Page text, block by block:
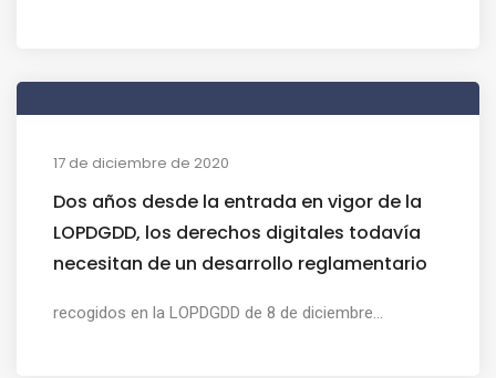
17 de diciembre de 2020
Dos años desde la entrada en vigor de la
LOPDGDD, los derechos digitales todavía
necesitan de un desarrollo reglamentario
recogidos en la LOPDGDD de 8 de diciembre...